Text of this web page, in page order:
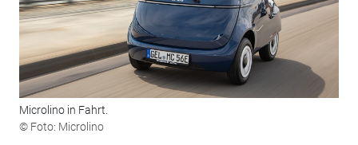
Microlino in Fahrt.
© Foto: Microlino